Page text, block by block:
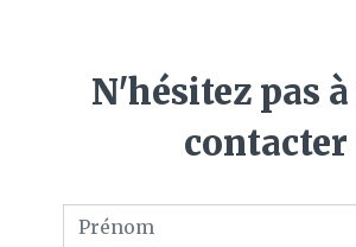
N'hésitez pas
contacter